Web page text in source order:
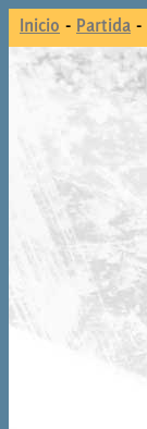
Inicio - Partida -